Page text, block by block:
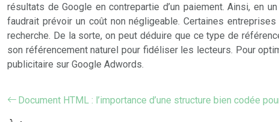
résultats de Google en contrepartie d’un paiement. Ainsi, en
faudrait prévoir un coût non négligeable. Certaines
recherche. De la sorte, on peut déduire que ce type de
son référencement naturel pour fidéliser les lecteurs. Pour
publicitaire sur Google Adwords.
Document HTML : l’importance d’une structure bien codée